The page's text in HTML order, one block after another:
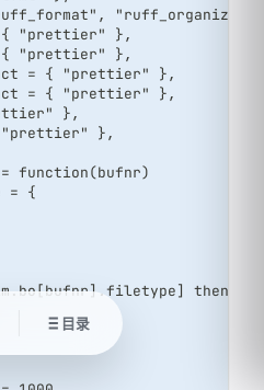
"prettier" },
"prettier" },
= { "prettier" },
= { "prettier" },
},
},
function(bufnr)
= {
then
目录